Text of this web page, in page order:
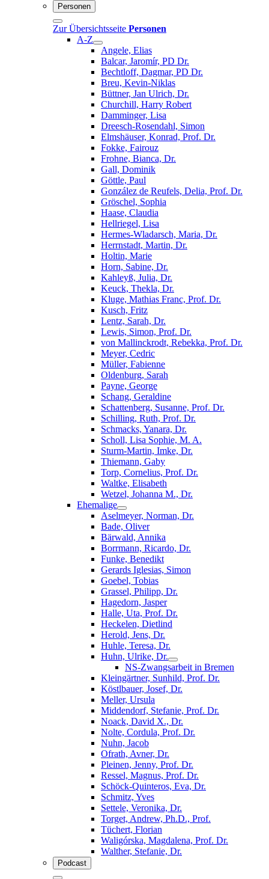
Personen
Zur Übersichtsseite Personen
A-Z
Angele, Elias
Balcar, Jaromír, PD Dr.
Bechtloff, Dagmar, PD Dr.
Breu, Kevin-Niklas
Büttner, Jan Ulrich, Dr.
Churchill, Harry Robert
Damminger, Lisa
Dreesch-Rosendahl, Simon
Elmshäuser, Konrad, Prof. Dr.
Fokke, Fairouz
Frohne, Bianca, Dr.
Gall, Dominik
Göttle, Paul
González de Reufels, Delia, Prof. Dr.
Gröschel, Sophia
Haase, Claudia
Hellriegel, Lisa
Hermes-Wladarsch, Maria, Dr.
Herrnstadt, Martin, Dr.
Holtin, Marie
Horn, Sabine, Dr.
Kahleyß, Julia, Dr.
Keuck, Thekla, Dr.
Kluge, Mathias Franc, Prof. Dr.
Kusch, Fritz
Lentz, Sarah, Dr.
Lewis, Simon, Prof. Dr.
von Mallinckrodt, Rebekka, Prof. Dr.
Meyer, Cedric
Müller, Fabienne
Oldenburg, Sarah
Payne, George
Schang, Geraldine
Schattenberg, Susanne, Prof. Dr.
Schilling, Ruth, Prof. Dr.
Schmacks, Yanara, Dr.
Scholl, Lisa Sophie, M. A.
Sturm-Martin, Imke, Dr.
Thiemann, Gaby
Torp, Cornelius, Prof. Dr.
Waltke, Elisabeth
Wetzel, Johanna M., Dr.
Ehemalige
Aselmeyer, Norman, Dr.
Bade, Oliver
Bärwald, Annika
Borrmann, Ricardo, Dr.
Funke, Benedikt
Gerards Iglesias, Simon
Goebel, Tobias
Grassel, Philipp, Dr.
Hagedorn, Jasper
Halle, Uta, Prof. Dr.
Heckelen, Dietlind
Herold, Jens, Dr.
Huhle, Teresa, Dr.
Huhn, Ulrike, Dr.
NS-Zwangsarbeit in Bremen
Kleingärtner, Sunhild, Prof. Dr.
Köstlbauer, Josef, Dr.
Meller, Ursula
Middendorf, Stefanie, Prof. Dr.
Noack, David X., Dr.
Nolte, Cordula, Prof. Dr.
Nuhn, Jacob
Ofrath, Avner, Dr.
Pleinen, Jenny, Prof. Dr.
Ressel, Magnus, Prof. Dr.
Schöck-Quinteros, Eva, Dr.
Schmitz, Yves
Settele, Veronika, Dr.
Torget, Andrew, Ph.D., Prof.
Tüchert, Florian
Waligórska, Magdalena, Prof. Dr.
Walther, Stefanie, Dr.
Podcast